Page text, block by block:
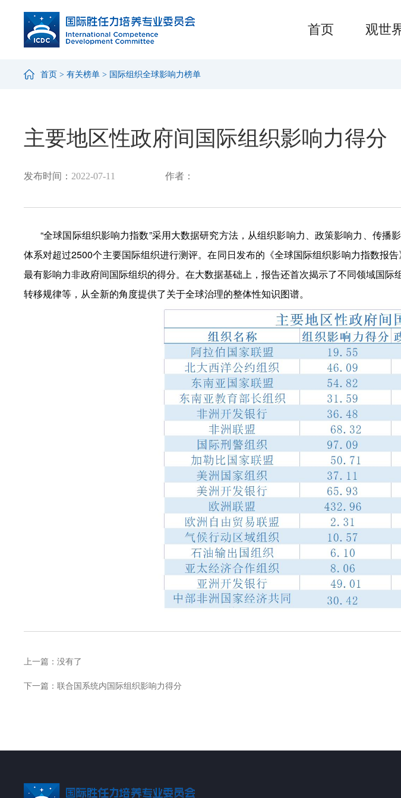
首页 观世
首页 > 有关榜单 > 国际组织全球影响力榜单
主要地区性政府间国际组织影响力得分
发布时间： 2022-07-11 作者：
“全球国际组织影响力指数”采用大数据研究方法，从组织影响力、政策影响力、传
体系对超过2500个主要国际组织进行测评。在同日发布的《全球国际组织影响力指数报
最有影响力非政府间国际组织的得分。在大数据基础上，报告还首次揭示了不同领域国
转移规律等，从全新的角度提供了关于全球治理的整体性知识图谱。
上一篇： 没有了
下一篇： 联合国系统内国际组织影响力得分